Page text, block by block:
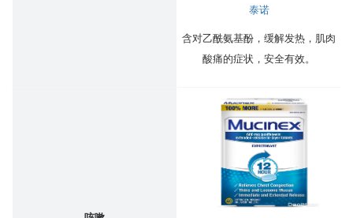
泰诺
含对乙酰氨基酚，缓解发热，肌肉
酸痛的症状，安全有效。